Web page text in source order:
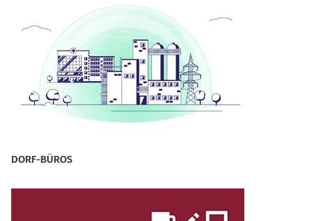
DORF-BÜROS